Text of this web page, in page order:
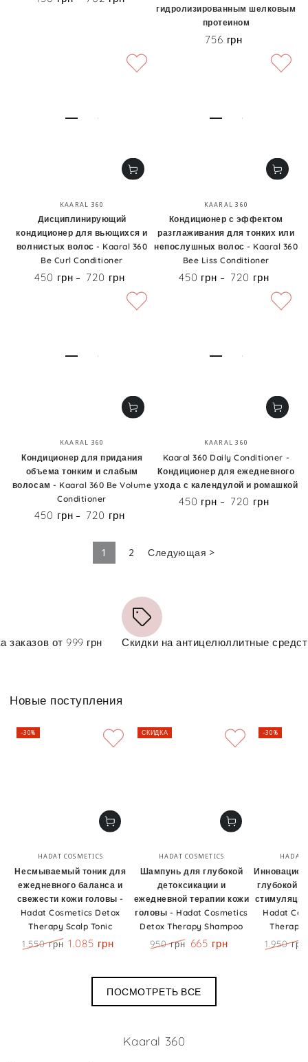
гидролизированным шелковым
протеином
Цена
756 грн
Бренд:
KAARAL 360
Дисциплинирующий
кондиционер для вьющихся и
волнистых волос - Kaaral 360
Be Curl Conditioner
Цена
450 грн 720 грн
Бренд:
KAARAL 360
Кондиционер с эффектом
разглаживания для тонких или
непослушных волос - Kaaral 360
Bee Liss Conditioner
Цена
450 грн 720 грн
Бренд:
KAARAL 360
Кондиционер для придания
объема тонким и слабым
волосам - Kaaral 360 Be Volume
Conditioner
Цена
450 грн 720 грн
Бренд:
KAARAL 360
Kaaral 360 Daily Conditioner -
Кондиционер для ежедневного
ухода с календулой и ромашкой
Цена
450 грн 720 грн
1 2 Следующая >
от 999 грн Скидки на антицелюллитные средства
Новые поступления
Бренд:
HADAT COSMETICS
Несмываемый тоник для
ежедневного баланса и
свежести кожи головы -
Hadat Cosmetics Detox
Therapy Scalp Tonic
1.550 грн 1.085 грн
–30%
Бренд:
HADAT COSMETICS
Шампунь для глубокой
детоксикации и
ежедневной терапии кожи
головы - Hadat Cosmetics
Detox Therapy Shampoo
950 грн 665 грн
СКИДКА
HADAT
глубокой
Hadat
Therapy
1.950 грн
–30%
ПОСМОТРЕТЬ ВСЕ
Категория:
Kaaral 360